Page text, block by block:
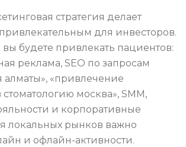
стратегия делает
для инвесторов.
вы будете привлекать пациентов:
реклама, SEO по запросам
алматы», «привлечение
москва», SMM,
и корпоративные
локальных рынков важно
и офлайн-активности.